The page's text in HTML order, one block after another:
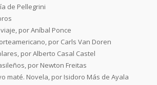
de Pellegrini
por Aníbal Ponce
por Carls Van Doren
por Alberto Casal Castel
por Newton Freitas
maté. Novela, por Isidoro Más de Ayala